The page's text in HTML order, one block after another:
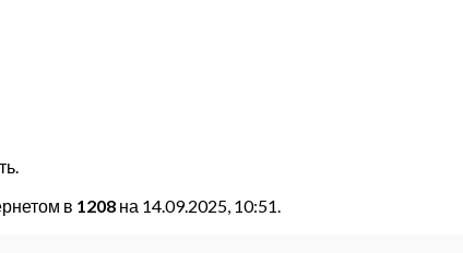
в 1208 на 14.09.2025, 10:51.